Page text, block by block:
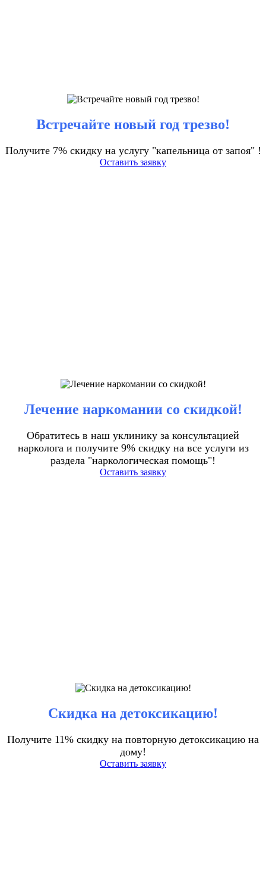
Встречайте новый год трезво!
Получите 7% скидку на услугу "капельница от запоя" !
Оставить заявку
Лечение наркомании со скидкой!
Обратитесь в наш уклинику за консультацией
нарколога и получите 9% скидку на все услуги из
раздела "наркологическая помощь"!
Оставить заявку
Скидка на детоксикацию!
Получите 11% скидку на повторную детоксикацию на
дому!
Оставить заявку